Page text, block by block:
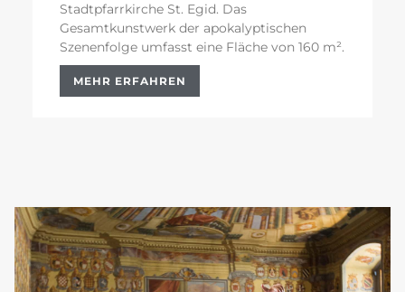
Stadtpfarrkirche St. Egid. Das
Gesamtkunstwerk der apokalyptischen
Szenenfolge umfasst eine Fläche von 160 m².
MEHR ERFAHREN